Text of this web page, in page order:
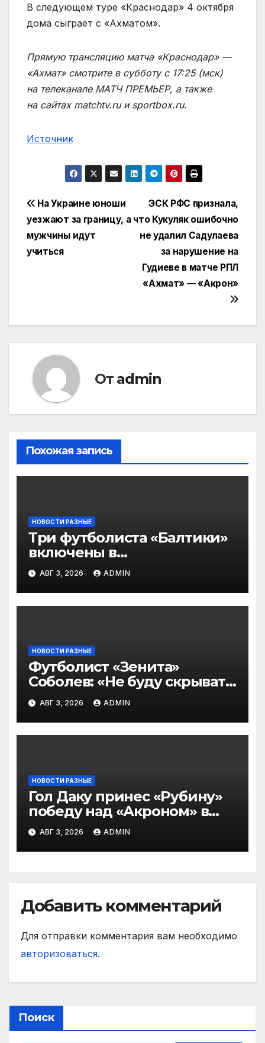
В следующем туре «Краснодар» 4 октября
дома сыграет с «Ахматом».
Прямую трансляцию матча «Краснодар» —
«Ахмат» смотрите в субботу с 17:25 (мск)
на телеканале МАТЧ ПРЕМЬЕР, а также
на сайтах matchtv.ru и sportbox.ru.
Источник
Навигация
по
записям
ЭСК РФС признала,
что Кукуляк ошибочно
не удалил Садулаева
за нарушение на
Гудиеве в матче РПЛ
«Ахмат» — «Акрон»
На Украине юноши
уезжают за границу, а
мужчины идут
учиться
От admin
Похожая запись
НОВОСТИ РАЗНЫЕ
Три футболиста «Балтики»
включены в
символическую сборную
2‑го тура РПЛ по версии
подписчиков МАТЧ
ПРЕМЬЕР
АВГ 3, 2026 ADMIN
НОВОСТИ РАЗНЫЕ
Футболист «Зенита»
Соболев: «Не буду скрывать
— в Оренбурге всегда
тяжело играть»
АВГ 3, 2026 ADMIN
НОВОСТИ РАЗНЫЕ
Гол Даку принес «Рубину»
победу над «Акроном» в
матче РПЛ
АВГ 3, 2026 ADMIN
Добавить комментарий
Для отправки комментария вам необходимо
авторизоваться.
Поиск